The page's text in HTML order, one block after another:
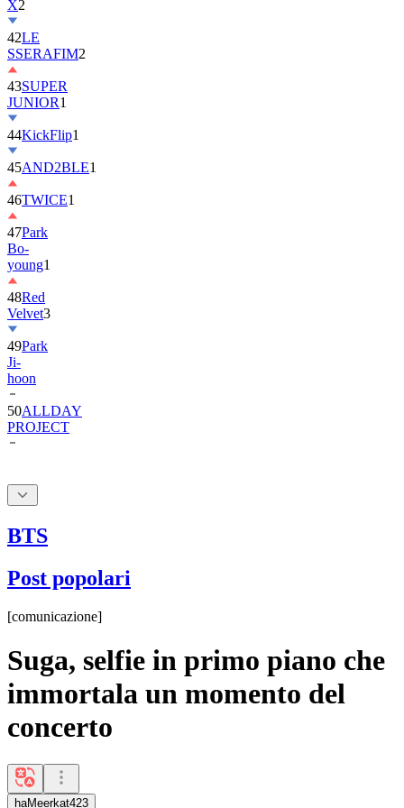
X2
42LE
SSERAFIM2
43SUPER
JUNIOR1
44KickFlip1
45AND2BLE1
46TWICE1
47Park
Bo-
young1
48Red
Velvet3
49Park
Ji-
hoon
50ALLDAY
PROJECT
BTS
Post popolari
[comunicazione]
Suga, selfie in primo piano che
immortala un momento del
concerto
haMeerkat423